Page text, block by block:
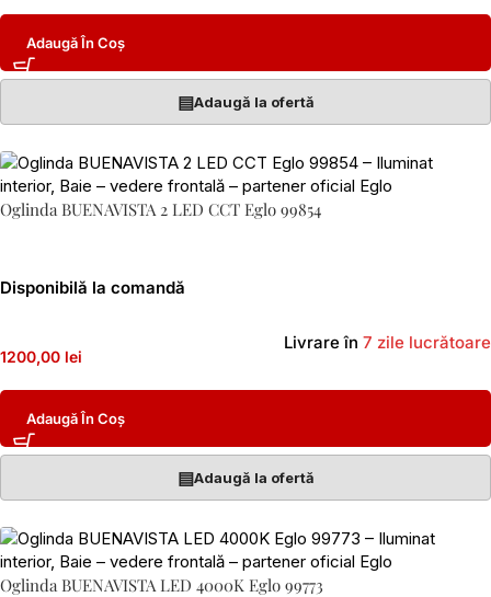
Adaugă În Coș
▤Adaugă la ofertă
Oglinda BUENAVISTA 2 LED CCT Eglo 99854
Disponibilă la comandă
1200,00 lei
Livrare în 7 zile lucrătoare
Adaugă În Coș
▤Adaugă la ofertă
Oglinda BUENAVISTA LED 4000K Eglo 99773